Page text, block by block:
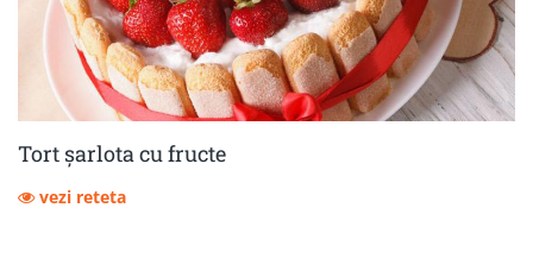
Tort șarlota cu fructe
vezi reteta